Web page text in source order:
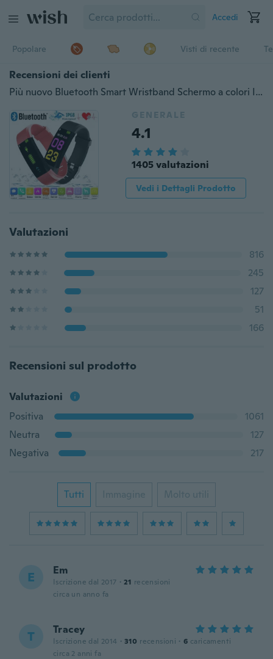
Accedi
Popolare Visti di recente
Recensioni dei clienti
Più nuovo Bluetooth Smart Wristband Schermo a colori IP67 Impermeabile Smart Watch Frequenza cardiaca Monitoraggio della pressione sanguigna Fitness Tracker Smartwrist per Android IOS
GENERALE
4.1
1405 valutazioni
Vedi i Dettagli Prodotto
Valutazioni
816
245
127
51
166
Recensioni sul prodotto
Valutazioni
Positiva
1061
Neutra
127
Negativa
217
Tutti Immagine Molto utili
E Em
Iscrizione dal 2017 · 21 recensioni
circa un anno fa
T Tracey
Iscrizione dal 2014 · 310 recensioni · 6 caricamenti
circa 2 anni fa